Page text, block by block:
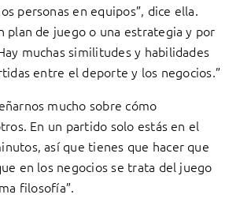
personas en equipos”, dice ella.
plan de juego o una estrategia y por
muchas similitudes y habilidades
entre el deporte y los negocios.”
mucho sobre cómo
En un partido solo estás en el
así que tienes que hacer que
en los negocios se trata del juego
filosofía”.